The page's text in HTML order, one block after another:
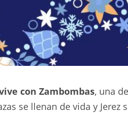
con Zambombas, una
se llenan de vida y